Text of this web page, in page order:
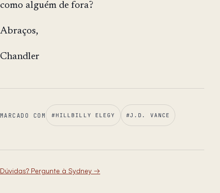
como alguém de fora?
Abraços,
Chandler
MARCADO COM #HILLBILLY ELEGY #J.D. VANCE
Dúvidas? Pergunte à Sydney →